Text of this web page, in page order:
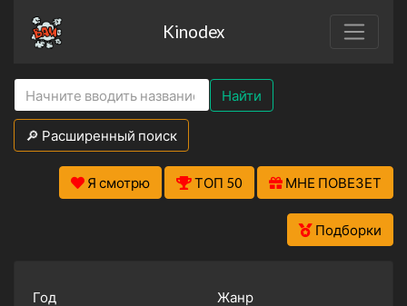
Kinodex
Найти
🔎 Расширенный поиск
Я смотрю ТОП 50 МНЕ ПОВЕЗЕТ
Подборки
Год Жанр